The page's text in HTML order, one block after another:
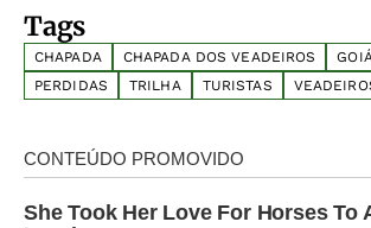
Tags
CHAPADA CHAPADA DOS VEADEIROS
PERDIDAS
TRILHA TURISTAS